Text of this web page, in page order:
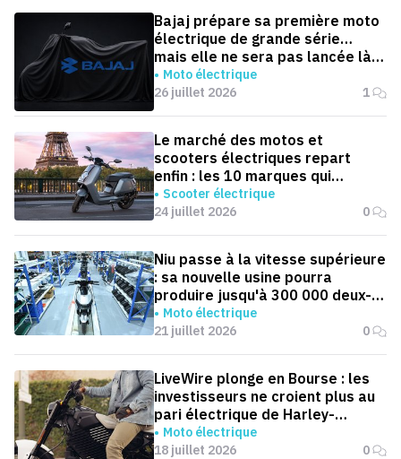
Bajaj prépare sa première moto
électrique de grande série…
mais elle ne sera pas lancée là
où on l'attend
Moto électrique
26 juillet 2026
1
Le marché des motos et
scooters électriques repart
enfin : les 10 marques qui
dominent la France
Scooter électrique
24 juillet 2026
0
Niu passe à la vitesse supérieure
: sa nouvelle usine pourra
produire jusqu'à 300 000 deux-
roues électriques par an
Moto électrique
21 juillet 2026
0
LiveWire plonge en Bourse : les
investisseurs ne croient plus au
pari électrique de Harley-
Davidson
Moto électrique
18 juillet 2026
0